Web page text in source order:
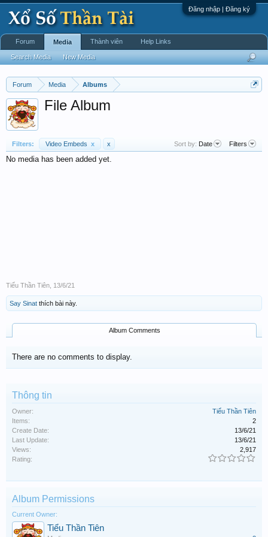
Đăng nhập | Đăng ký
Forum Media Albums
File Album
Filters: Video Embeds x x Sort by: Date Filters
No media has been added yet.
Tiểu Thần Tiên 13/6/21
Say Sinat thích bài này.
Album Comments
There are no comments to display.
Thông tin
Owner:
Tiểu Thần Tiên
Items:
2
Create Date:
13/6/21
Last Update:
13/6/21
Views:
2,917
Rating:
Album Permissions
Current Owner:
Tiểu Thần Tiên
Forum Media
Search Media New Media
Thành viên Help Links